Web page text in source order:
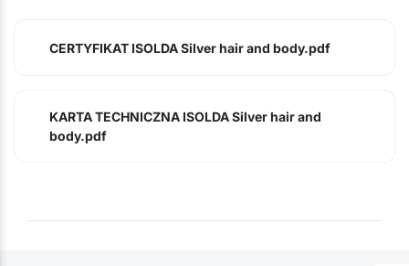
CERTYFIKAT ISOLDA Silver hair and body.pdf
KARTA TECHNICZNA ISOLDA Silver hair and
body.pdf